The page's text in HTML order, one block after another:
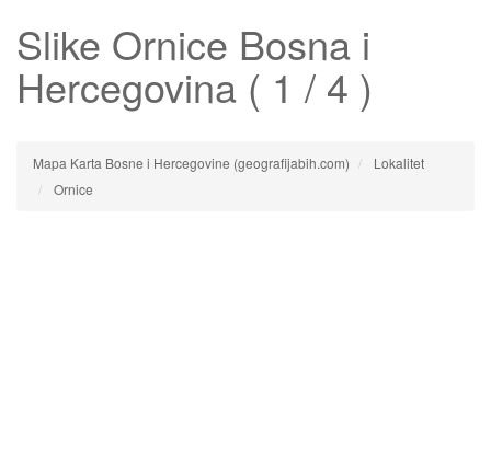
Slike Ornice Bosna i
Hercegovina ( 1 / 4 )
Mapa Karta Bosne i Hercegovine (geografijabih.com)
Lokalitet
Ornice